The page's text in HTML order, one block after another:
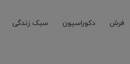
فرش دکوراسیون سبک زندگی